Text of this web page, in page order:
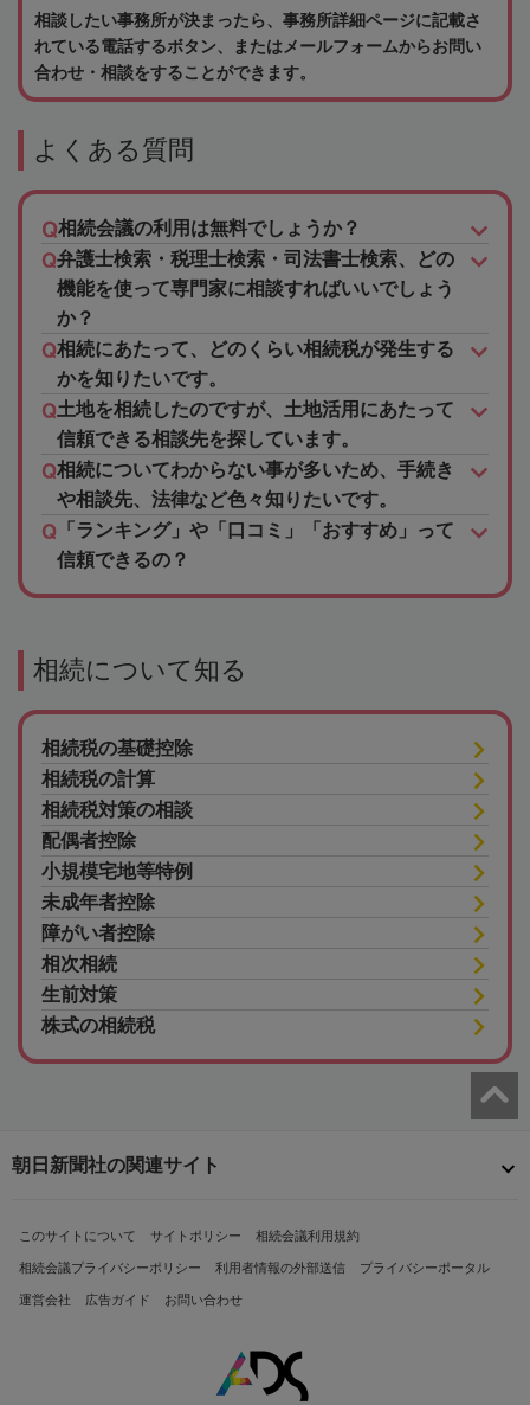
相談したい事務所が決まったら、事務所詳細ページに記載さ
れている電話するボタン、またはメールフォームからお問い
合わせ・相談をすることができます。
よくある質問
相続会議の利用は無料でしょうか？
弁護士検索・税理士検索・司法書士検索、どの
機能を使って専門家に相談すればいいでしょう
か？
相続にあたって、どのくらい相続税が発生する
かを知りたいです。
土地を相続したのですが、土地活用にあたって
信頼できる相談先を探しています。
相続についてわからない事が多いため、手続き
や相談先、法律など色々知りたいです。
「ランキング」や「口コミ」「おすすめ」って
信頼できるの？
相続について知る
相続税の基礎控除
相続税の計算
相続税対策の相談
配偶者控除
小規模宅地等特例
未成年者控除
障がい者控除
相次相続
生前対策
株式の相続税
朝日新聞社の関連サイト
このサイトについて サイトポリシー 相続会議利用規約
相続会議プライバシーポリシー 利用者情報の外部送信 プライバシーポータル
運営会社 広告ガイド お問い合わせ